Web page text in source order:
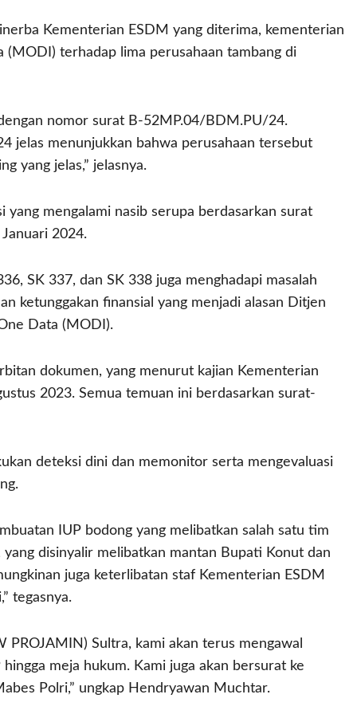
Kementerian ESDM yang diterima, kementerian
terhadap lima perusahaan tambang di
nomor surat B-52MP.04/BDM.PU/24.
jelas menunjukkan bahwa perusahaan tersebut
yang jelas,” jelasnya.
mengalami nasib serupa berdasarkan surat
2024.
SK 337, dan SK 338 juga menghadapi masalah
ketunggakan finansial yang menjadi alasan Ditjen
Data (MODI).
dokumen, yang menurut kajian Kementerian
2023. Semua temuan ini berdasarkan surat-
deteksi dini dan memonitor serta mengevaluasi
IUP bodong yang melibatkan salah satu tim
disinyalir melibatkan mantan Bupati Konut dan
juga keterlibatan staf Kementerian ESDM
tegasnya.
Sultra, kami akan terus mengawal
meja hukum. Kami juga akan bersurat ke
Polri,” ungkap Hendryawan Muchtar.